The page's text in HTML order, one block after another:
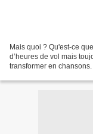
Mais quoi ? Qu'est-ce
d’heures de vol mais
transformer en